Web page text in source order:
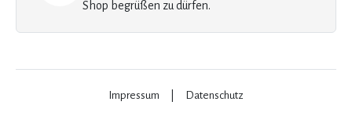
Shop begrüßen zu dürfen.
Impressum Datenschutz